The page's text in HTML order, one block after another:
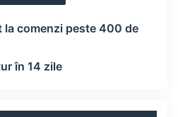
la comenzi peste 400 de
în 14 zile